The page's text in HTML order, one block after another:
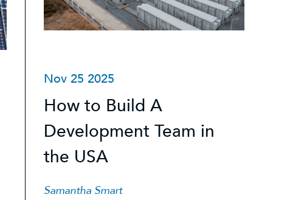
Nov 25 2025
How to Build A
Development Team in
the USA
Samantha Smart